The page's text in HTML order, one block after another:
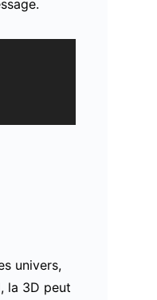
univers,
la 3D peut